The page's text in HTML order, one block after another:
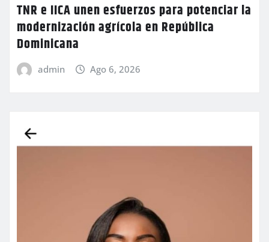
TNR e IICA unen esfuerzos para potenciar la
modernización agrícola en República
Dominicana
admin Ago 6, 2026